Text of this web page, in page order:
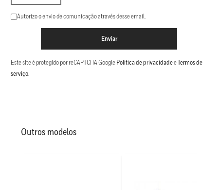
Autorizo o envio de comunicação através desse email.
Enviar
Este site é protegido por reCAPTCHA Google Política de privacidadee Termos de
serviço.
Outros modelos